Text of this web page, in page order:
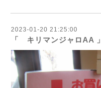
2023-01-20 21:25:00
「 キリマンジャロAA 」